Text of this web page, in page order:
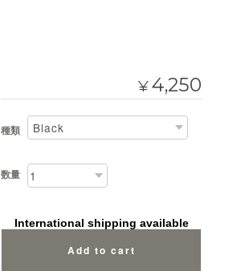
¥4,250
種類
数量
International shipping available
Add to cart